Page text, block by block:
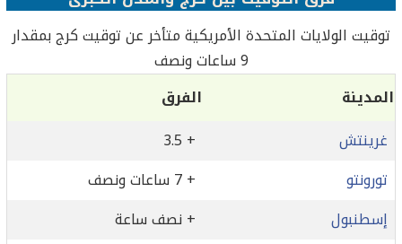
توقيت الولايات المتحدة الأمريكية متأخر عن توقيت كرج بمقدار
9 ساعات ونصف
المدينة
الفرق
غرينتش
+ 3.5
تورونتو
+ 7 ساعات ونصف
إسطنبول
+ نصف ساعة